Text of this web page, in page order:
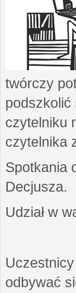
twórczy
czytelniku
czytelnika
Spotkania
Decjusza.
Udział w
odbywać